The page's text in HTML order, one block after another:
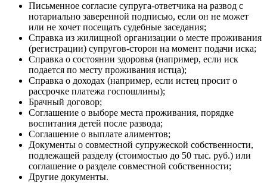
Письменное согласие супруга-ответчика на развод с
нотариально заверенной подписью, если он не может
или не хочет посещать судебные заседания;
Справка из жилищной организации о месте проживания
(регистрации) супругов-сторон на момент подачи иска;
Справка о состоянии здоровья (например, если иск
подается по месту проживания истца);
Справка о доходах (например, если истец просит о
рассрочке платежа госпошлины);
Брачный договор;
Соглашение о выборе места проживания, порядке
воспитания детей после развода;
Соглашение о выплате алиментов;
Документы о совместной супружеской собственности,
подлежащей разделу (стоимостью до 50 тыс. руб.) или
соглашение о разделе совместной собственности;
Другие документы.